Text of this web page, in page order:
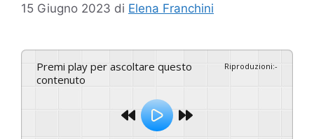
15 Giugno 2023 di Elena Franchini
Premi play per ascoltare questo
contenuto
Riproduzioni:-